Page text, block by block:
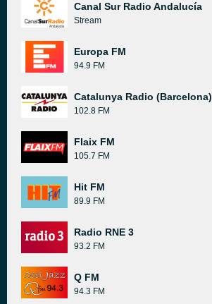
Canal Sur Radio Andalucía
Stream
Europa FM
94.9 FM
Catalunya Radio (Barcelona)
102.8 FM
Flaix FM
105.7 FM
Hit FM
89.9 FM
Radio RNE 3
93.2 FM
Q FM
94.3 FM